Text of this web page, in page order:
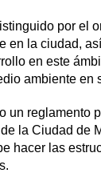
por el
en la ciudad,
en este
ambiente en
un reglamento
la Ciudad de
hacer las